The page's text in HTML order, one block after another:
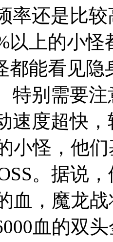
率还是比
以上的小
都能看见
特别需要
速度超快
小怪，他
。据说
血，魔龙
血的双